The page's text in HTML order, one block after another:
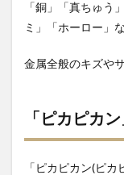
「銅」「真ちゅう
ミ」「ホーロー」
金属全般のキズや
「ピカピカ
「ピカピカン(ピ